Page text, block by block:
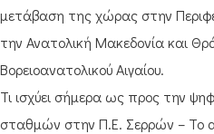
μετάβαση της χώρας στην
την Ανατολική Μακεδονία και
Βορειοανατολικού Αιγαίου.
Τι ισχύει σήμερα ως προς την
σταθμών στην Π.Ε. Σερρών – Το